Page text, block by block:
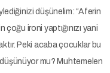
düşünelim: “Aferin
ironi yaptığınızı yani
Peki acaba çocuklar bu
mu? Muhtemelen